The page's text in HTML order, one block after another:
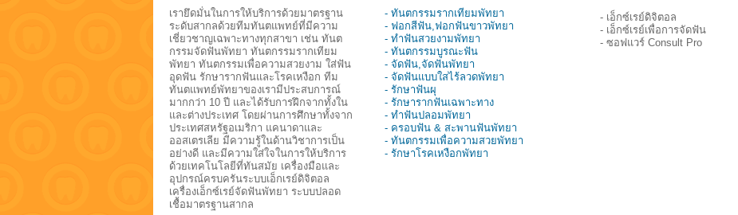
เรายึดมั่นในการให้บริการด้วยมาตรฐาน
ระดับสากลด้วยทีมทันตแพทย์ที่มีความ
เชี่ยวชาญเฉพาะทางทุกสาขา เช่น ทันต
กรรมจัดฟันพัทยา ทันตกรรมรากเทียม
พัทยา ทันตกรรมเพื่อความสวยงาม ใส่ฟัน
อุดฟัน รักษารากฟันและโรคเหงือก ทีม
ทันตแพทย์พัทยาของเรามีประสบการณ์
มากกว่า 10 ปี และได้รับการฝึกจากทั้งใน
และต่างประเทศ โดยผ่านการศึกษาทั้งจาก
ประเทศสหรัฐอเมริกา แคนาดาและ
ออสเตรเลีย มีความรู้ในด้านวิชาการเป็น
อย่างดี และมีความใส่ใจในการให้บริการ
ด้วยเทคโนโลยีที่ทันสมัย เครื่องมือและ
อุปกรณ์ครบครันระบบเอ็กเรย์ดิจิตอล
เครื่องเอ็กซ์เรย์จัดฟันพัทยา ระบบปลอด
เชื้อมาตรฐานสากล
- ทันตกรรมรากเทียมพัทยา
- ฟอกสีฟัน,ฟอกฟันขาวพัทยา
- ทำฟันสวยงามพัทยา
- ทันตกรรมบูรณะฟัน
- จัดฟัน,จัดฟันพัทยา
- จัดฟันแบบใสไร้ลวดพัทยา
- รักษาฟันผุ
- รักษารากฟันเฉพาะทาง
- ทำฟันปลอมพัทยา
- ครอบฟัน & สะพานฟันพัทยา
- ทันตกรรมเพื่อความสวยพัทยา
- รักษาโรคเหงือกพัทยา
- เอ็กซ์เรย์ดิจิตอล
- เอ็กซ์เรย์เพื่อการจัดฟัน
- ซอฟแวร์ Consult Pro